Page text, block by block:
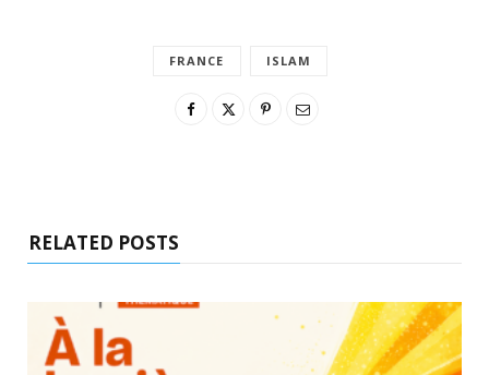
FRANCE ISLAM
RELATED POSTS